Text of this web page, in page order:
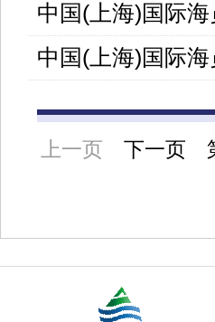
中国(上海)国际
中国(上海)国际
上一页 下一页